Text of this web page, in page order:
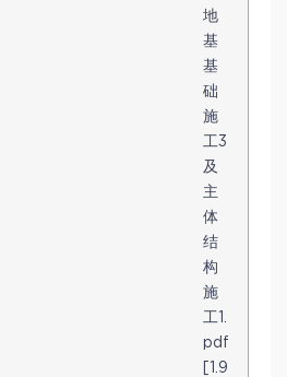
地
基
基
础
施
工3
及
主
体
结
构
施
工1.
pdf
[1.9